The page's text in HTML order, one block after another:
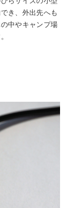
き、外出先へも
中やキャンプ場